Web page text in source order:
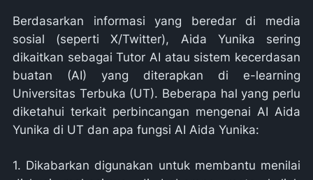
Berdasarkan informasi yang beredar di media
sosial (seperti X/Twitter), Aida Yunika sering
dikaitkan sebagai Tutor AI atau sistem kecerdasan
buatan (AI) yang diterapkan di e-learning
Universitas Terbuka (UT). Beberapa hal yang perlu
diketahui terkait perbincangan mengenai AI Aida
Yunika di UT dan apa fungsi AI Aida Yunika:
1. Dikabarkan digunakan untuk membantu menilai